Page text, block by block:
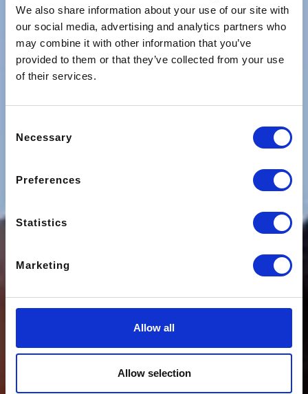
We also share information about your use of our site with
our social media, advertising and analytics partners who
may combine it with other information that you’ve
provided to them or that they’ve collected from your use
of their services.
Selection
Necessary
Preferences
Statistics
Marketing
Allow all
Allow selection